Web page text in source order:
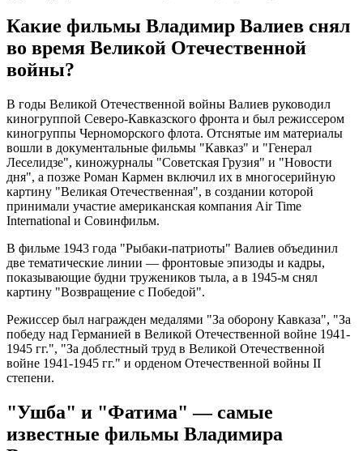
Какие фильмы Владимир Валиев снял
во время Великой Отечественной
войны?
В годы Великой Отечественной войны Валиев руководил
киногруппой Северо-Кавказского фронта и был режиссером
киногруппы Черноморского флота. Отснятые им материалы
вошли в документальные фильмы "Кавказ" и "Генерал
Леселидзе", киножурналы "Советская Грузия" и "Новости
дня", а позже Роман Кармен включил их в многосерийную
картину "Великая Отечественная", в создании которой
принимали участие американская компания Air Time
International и Совинфильм.
В фильме 1943 года "Рыбаки-патриоты" Валиев объединил
две тематические линии — фронтовые эпизоды и кадры,
показывающие будни тружеников тыла, а в 1945-м снял
картину "Возвращение с Победой".
Режиссер был награжден медалями "За оборону Кавказа", "За
победу над Германией в Великой Отечественной войне 1941-
1945 гг.", "За доблестный труд в Великой Отечественной
войне 1941-1945 гг." и орденом Отечественной войны II
степени.
"Ушба" и "Фатима" — самые
известные фильмы Владимира